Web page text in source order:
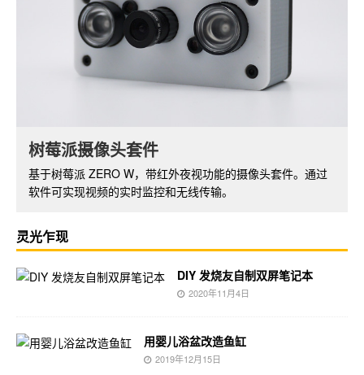
NXEZ Cube 小方屏 DIY 套件
小方屏系列基于 ESP8266 开发板，支持 WiFi 功能，配备
OLED 显示屏。可以开发出丰富的功能和应用。
树莓派摄像头套件
基于树莓派 ZERO W，带红外夜视功能的摄像头套件。通过
软件可实现视频的实时监控和无线传输。
灵光乍现
DIY 发烧友自制双屏笔记本
2020年11月4日
用婴儿浴盆改造鱼缸
2019年12月15日